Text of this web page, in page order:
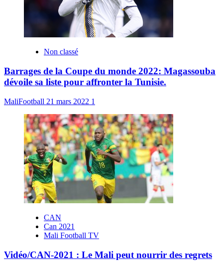
Non classé
Barrages de la Coupe du monde 2022: Magassouba
dévoile sa liste pour affronter la Tunisie.
MaliFootball 21 mars 2022 1
CAN
Can 2021
Mali Football TV
Vidéo/CAN-2021 : Le Mali peut nourrir des regrets